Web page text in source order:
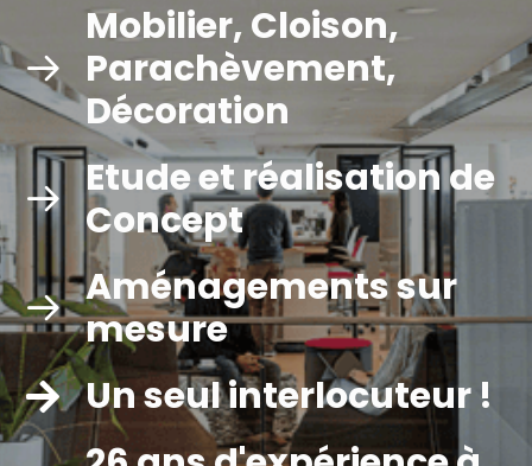
Mobilier, Cloison,
Parachèvement,
Décoration
Etude et réalisation de
Concept
Aménagements sur
mesure
Un seul interlocuteur !